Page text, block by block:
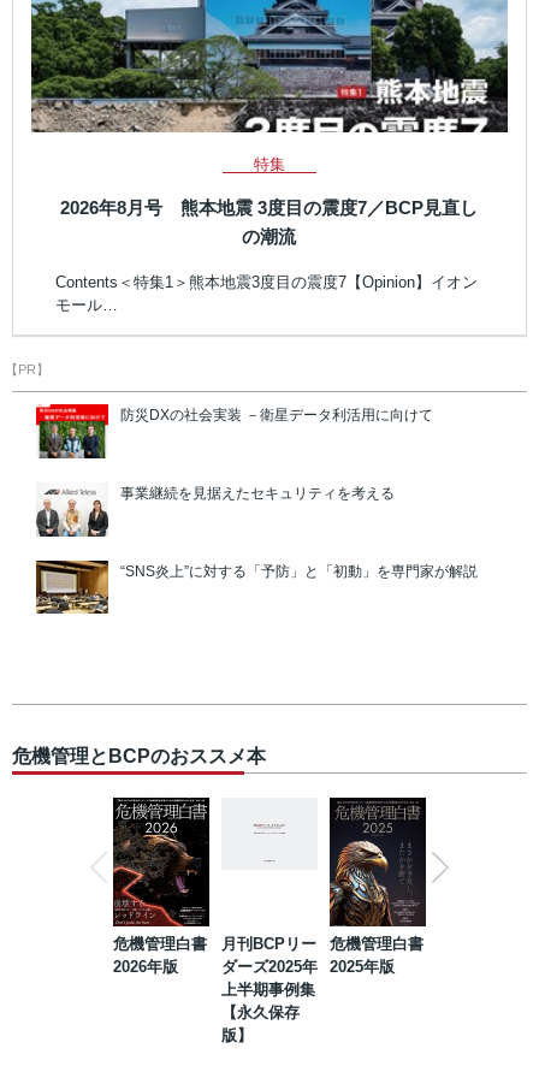
特集
2026年8月号 熊本地震 3度目の震度7／BCP見直し
の潮流
Contents＜特集1＞熊本地震3度目の震度7【Opinion】イオン
モール…
【PR】
防災DXの社会実装 －衛星データ利活用に向けて
事業継続を見据えたセキュリティを考える
“SNS炎上”に対する「予防」と「初動」を専門家が解説
危機管理とBCPのおススメ本
危機管理白書
2026年版
月刊BCPリー
ダーズ2025年
上半期事例集
【永久保存
版】
危機管理白書
2025年版